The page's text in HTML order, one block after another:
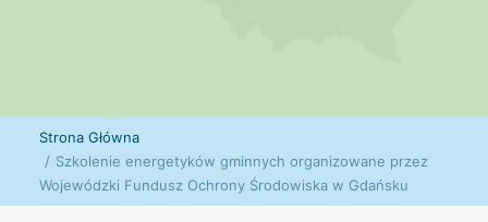
Strona Główna
Szkolenie energetyków gminnych organizowane przez
Wojewódzki Fundusz Ochrony Środowiska w Gdańsku